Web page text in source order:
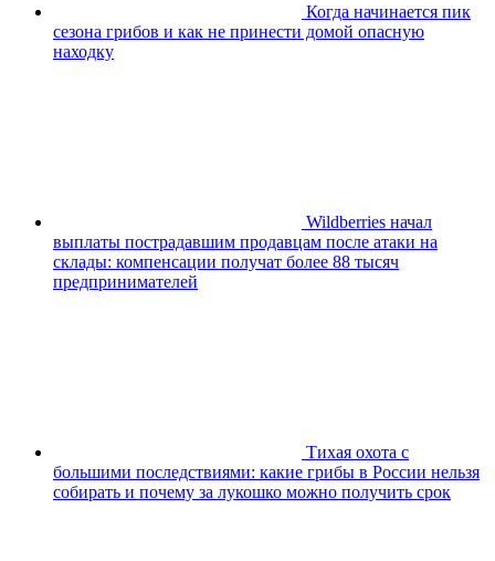
Когда начинается пик
сезона грибов и как не принести домой опасную
находку
Wildberries начал
выплаты пострадавшим продавцам после атаки на
склады: компенсации получат более 88 тысяч
предпринимателей
Тихая охота с
большими последствиями: какие грибы в России нельзя
собирать и почему за лукошко можно получить срок